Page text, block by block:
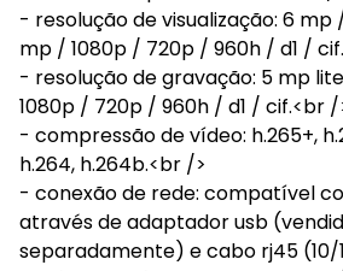
- resolução de visualização: 6
mp / 1080p / 720p / 960h / d1 /
- resolução de gravação: 5 mp
1080p / 720p / 960h / d1 / cif.<br /
- compressão de vídeo: h.265+,
h.264, h.264b.<br />
- conexão de rede: compatível
através de adaptador usb
separadamente) e cabo rj45 (10/